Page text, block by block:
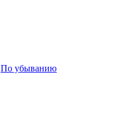
По убыванию